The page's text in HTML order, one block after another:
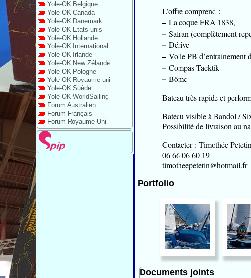
Yole-OK Belgique
Yole-OK Canada
Yole-OK Danemark
Yole-OK Etats unis
Yole-OK Hollande
Yole-OK International
Yole-OK Irlande
Yole-OK New Zélande
Yole-OK Pologne
Yole-OK Royaume uni
Yole-OK Suède
Yole-OK WorldSailing
Forum Australien
Forum Français
Forum Royaume Uni
L’offre comprend :
–La coque FRA 1838,
–Safran (complètement
–Dérive
–Voile PB d’entrainement
–Compas Tacktik
–Bôme
Bateau très rapide et
Bateau visible à Bandol /
Possibilité de livraison au
Contacter : Timothée Petetin
06 66 06 60 19
timotheepetetin@hotmail.fr
Portfolio
Documents joints